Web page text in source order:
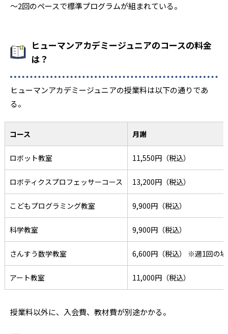
～2回のペースで標準プログラムが組まれている。
ヒューマンアカデミージュニアのコースの料金
は？
ヒューマンアカデミージュニアの授業料は以下の通りであ
る。
コース 月謝
ロボット教室 11,550円（税込）
ロボティクスプロフェッサーコース 13,200円（税込）
こどもプログラミング教室 9,900円（税込）
科学教室 9,900円（税込）
さんすう数学教室 6,600円（税込） ※週1回の
アート教室 11,000円（税込）
授業料以外に、入会費、教材費が別途かかる。